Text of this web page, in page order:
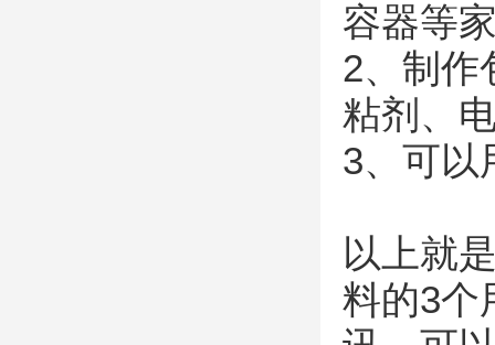
容器等
2、制作
粘剂、
3、可以
以上就
料的3个